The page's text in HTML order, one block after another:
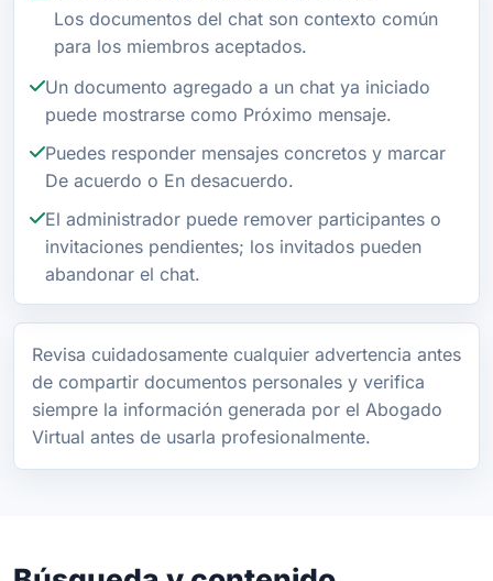
Los documentos del chat son contexto común
para los miembros aceptados.
Un documento agregado a un chat ya iniciado
puede mostrarse como Próximo mensaje.
Puedes responder mensajes concretos y marcar
De acuerdo o En desacuerdo.
El administrador puede remover participantes o
invitaciones pendientes; los invitados pueden
abandonar el chat.
Revisa cuidadosamente cualquier advertencia antes
de compartir documentos personales y verifica
siempre la información generada por el Abogado
Virtual antes de usarla profesionalmente.